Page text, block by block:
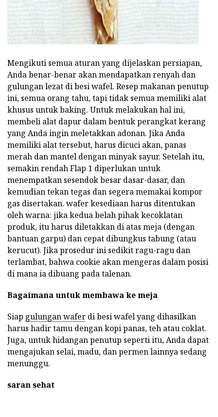
Mengikuti semua aturan yang dijelaskan persiapan,
Anda benar-benar akan mendapatkan renyah dan
gulungan lezat di besi wafel. Resep makanan penutup
ini, semua orang tahu, tapi tidak semua memiliki alat
khusus untuk baking. Untuk melakukan hal ini,
membeli alat dapur dalam bentuk perangkat kerang
yang Anda ingin meletakkan adonan. Jika Anda
memiliki alat tersebut, harus dicuci akan, panas
merah dan mantel dengan minyak sayur. Setelah itu,
semakin rendah Flap 1 diperlukan untuk
menempatkan sesendok besar dasar-dasar, dan
kemudian tekan tegas dan segera memakai kompor
gas disertakan. wafer kesediaan harus ditentukan
oleh warna: jika kedua belah pihak kecoklatan
produk, itu harus diletakkan di atas meja (dengan
bantuan garpu) dan cepat dibungkus tabung (atau
kerucut). Jika prosedur ini sedikit ragu-ragu dan
terlambat, bahwa cookie akan mengeras dalam posisi
di mana ia dibuang pada talenan.
Bagaimana untuk membawa ke meja
Siap gulungan wafer di besi wafel yang dihasilkan
harus hadir tamu dengan kopi panas, teh atau coklat.
Juga, untuk hidangan penutup seperti itu, Anda dapat
mengajukan selai, madu, dan permen lainnya sedang
menunggu.
saran sehat